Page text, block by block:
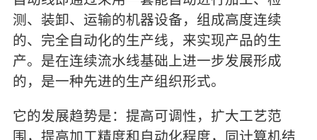
测、装卸、运输的机器设备，组成高度连续
的、完全自动化的生产线，来实现产品的生
产。是在连续流水线基础上进一步发展形成
的，是一种先进的生产组织形式。
它的发展趋势是：提高可调性，扩大工艺范
围，提高加工精度和自动化程度，同计算机结